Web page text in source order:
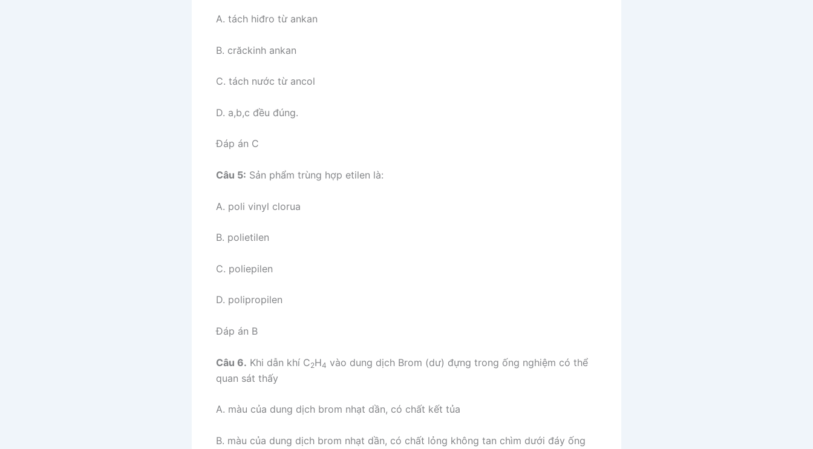
A. tách hiđro từ ankan
B. crăckinh ankan
C. tách nước từ ancol
D. a,b,c đều đúng.
Đáp án C
Câu 5: Sản phẩm trùng hợp etilen là:
A. poli vinyl clorua
B. polietilen
C. poliepilen
D. polipropilen
Đáp án B
Câu 6. Khi dẫn khí C2H4 vào dung dịch Brom (dư) đựng trong ống nghiệm có thể
quan sát thấy
A. màu của dung dịch brom nhạt dần, có chất kết tủa
B. màu của dung dịch brom nhạt dần, có chất lỏng không tan chìm dưới đáy ống